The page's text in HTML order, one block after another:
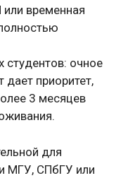
временная
студентов: очное
дает приоритет,
3 месяцев
для
МГУ, СПбГУ или